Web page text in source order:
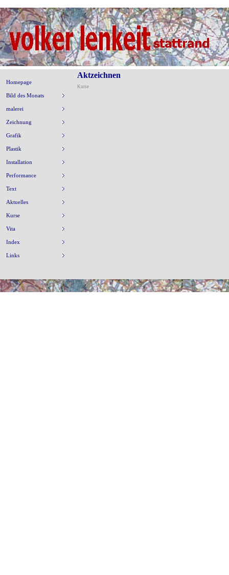
Homepage
Bild des Monats
malerei
Zeichnung
Grafik
Plastik
Installation
Performance
Text
Aktuelles
Kurse
Vita
Index
Links
Aktzeichnen
Kurse